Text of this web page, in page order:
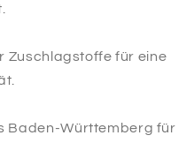
Zuschlagstoffe für eine
Baden-Württemberg für